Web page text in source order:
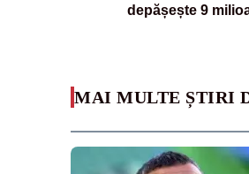
depășește 9
MAI MULTE ȘTIRI